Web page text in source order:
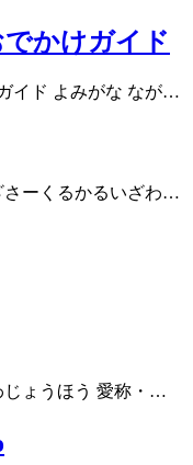
かけガイド
イド よみがな なが…
さーくるかるいざわ…
じょうほう 愛称・…